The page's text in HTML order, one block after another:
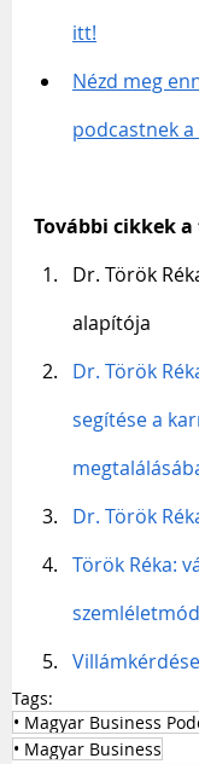
itt!
Nézd meg
podcastnek
További cikkek
Dr. Török
alapítója
Dr. Török
segítése a
Dr. Török
Török Réka:
szemléletmód
Tags:
• Magyar Business
• Magyar Business